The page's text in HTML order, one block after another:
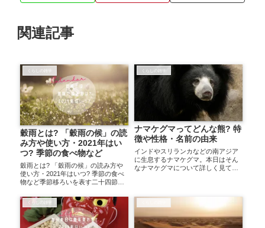
関連記事
くらしの雑学
穀雨とは? 「穀雨の候」の読
み方や使い方・2021年はい
つ? 季節の食べ物など
穀雨とは? 「穀雨の候」の読み方や
使い方・2021年はいつ? 季節の食べ
物など季節移ろいを表す二十四節
「穀雨」です。まもなく種まきが始
まるこの頃、作物が育つためになく
てはならない天からの恵みが空から
やってきます...
くらしの雑学
ナマケグマってどんな熊? 特
徴や性格・名前の由来
インドやスリランカなどの南アジア
に生息するナマケグマ。本日はそん
なナマケグマについて詳しく見てい
て木に...
くらしの雑学